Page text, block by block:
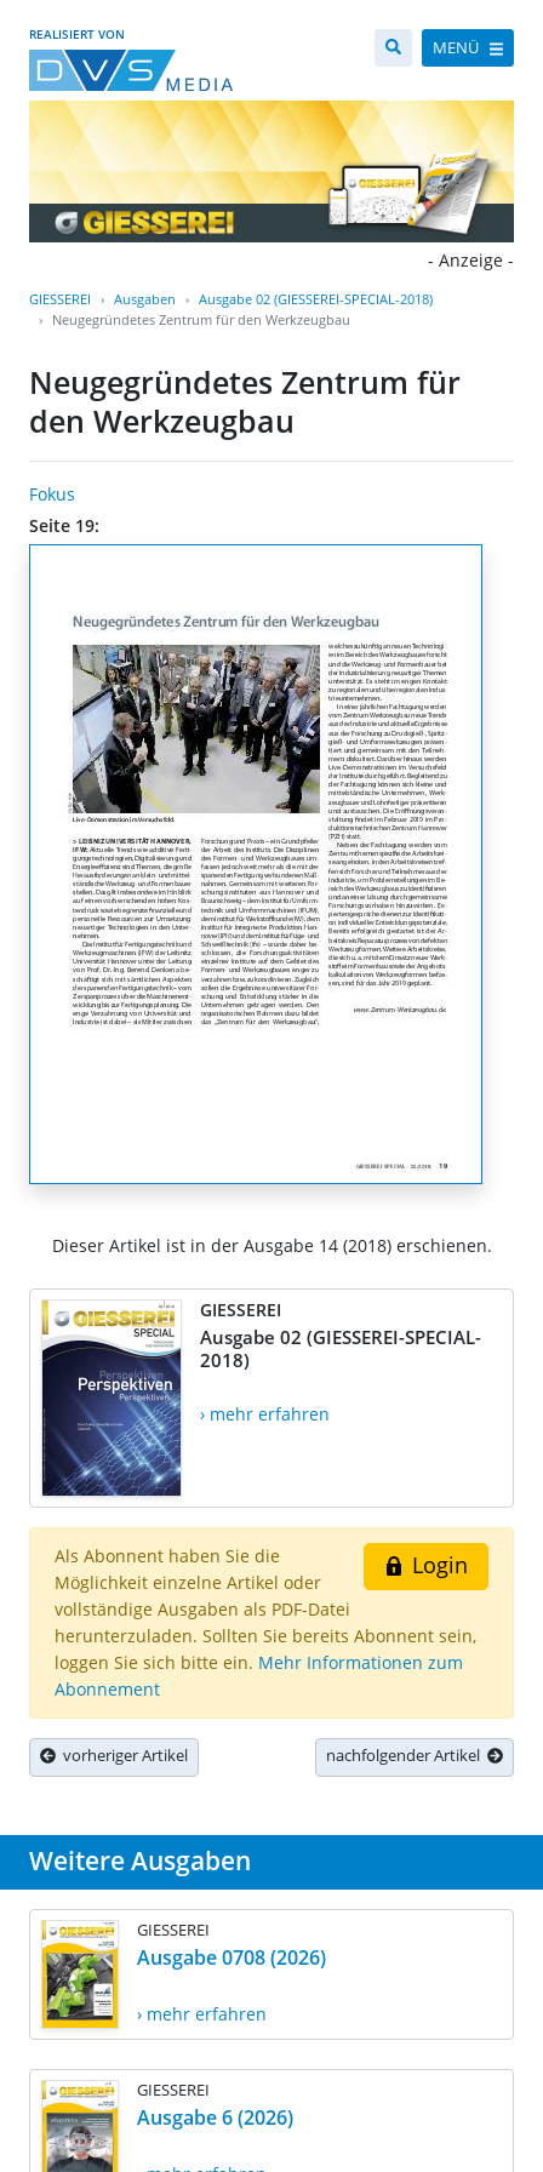
REALISIERT VON
MENÜ
- Anzeige -
GIESSEREI Ausgaben
Ausgabe 02 (GIESSEREI-SPECIAL-2018)
Neugegründetes Zentrum für den Werkzeugbau
Neugegründetes Zentrum für
den Werkzeugbau
Fokus
Seite 19:
Dieser Artikel ist in der Ausgabe 14 (2018) erschienen.
GIESSEREI
Ausgabe 02 (GIESSEREI-SPECIAL-
2018)
› mehr erfahren
Login
Als Abonnent haben Sie die
Möglichkeit einzelne Artikel oder
vollständige Ausgaben als PDF-Datei
herunterzuladen. Sollten Sie bereits Abonnent sein,
loggen Sie sich bitte ein. Mehr Informationen zum
Abonnement
vorheriger Artikel nachfolgender Artikel
Weitere Ausgaben
GIESSEREI
Ausgabe 0708 (2026)
› mehr erfahren
GIESSEREI
Ausgabe 6 (2026)